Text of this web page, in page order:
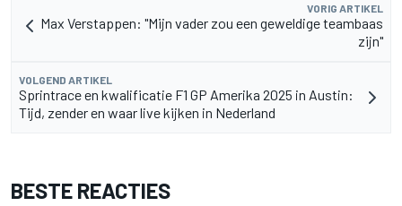
VORIG ARTIKEL
Max Verstappen: "Mijn vader zou een geweldige teambaas
zijn"
VOLGEND ARTIKEL
Sprintrace en kwalificatie F1 GP Amerika 2025 in Austin:
Tijd, zender en waar live kijken in Nederland
BESTE REACTIES